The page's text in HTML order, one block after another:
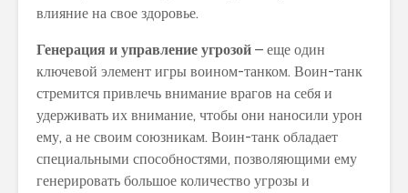
влияние на свое здоровье.
Генерация и управление угрозой – еще один
ключевой элемент игры воином-танком. Воин-танк
стремится привлечь внимание врагов на себя и
удерживать их внимание, чтобы они наносили урон
ему, а не своим союзникам. Воин-танк обладает
специальными способностями, позволяющими ему
генерировать большое количество угрозы и